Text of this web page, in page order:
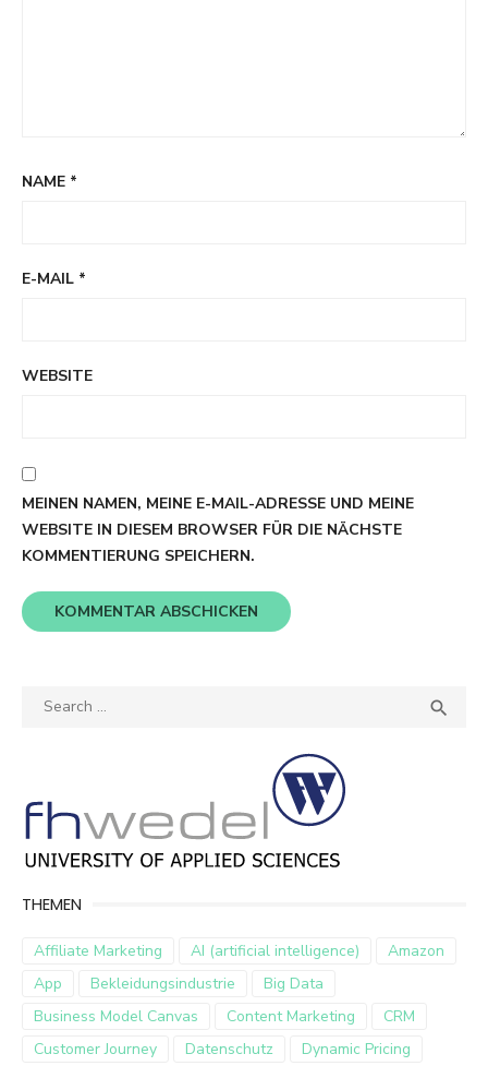
NAME *
E-MAIL *
WEBSITE
MEINEN NAMEN, MEINE E-MAIL-ADRESSE UND MEINE
WEBSITE IN DIESEM BROWSER FÜR DIE NÄCHSTE
KOMMENTIERUNG SPEICHERN.
Search

THEMEN
Affiliate Marketing AI (artificial intelligence)
Amazon
App
Bekleidungsindustrie
Big Data
Business Model Canvas
Content Marketing
CRM
Customer Journey
Datenschutz
Dynamic Pricing